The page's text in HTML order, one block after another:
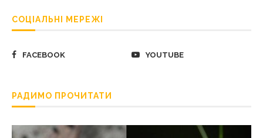
СОЦІАЛЬНІ МЕРЕЖІ
FACEBOOK YOUTUBE
РАДИМО ПРОЧИТАТИ